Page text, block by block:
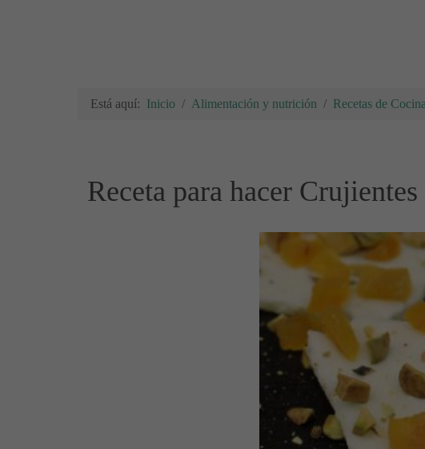
Está aquí: Inicio Alimentación y nutrición Recetas de Cocina
Receta para hacer